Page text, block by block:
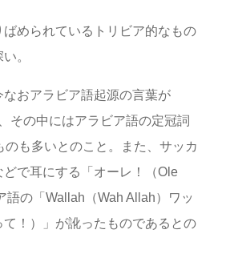
ばめられているトリビア的なもの
。
なおアラビア語起源の言葉が
その中にはアラビア語の定冠詞
のも多いとのこと。また、サッカ
で耳にする「オーレ！（Ole
語の「Wallah（Wah Allah）ワッ
！）」が訛ったものであるとの